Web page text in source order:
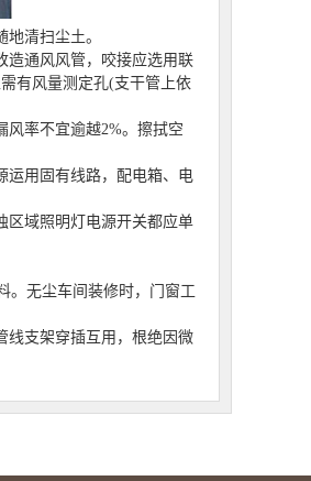
清扫尘土。
通风风管，咬接应选用联
有风量测定孔(支干管上依
率不宜逾越2%。擦拭空
用固有线路，配电箱、电
域照明灯电源开关都应单
无尘车间装修时，门窗工
支架穿插互用，根绝因微